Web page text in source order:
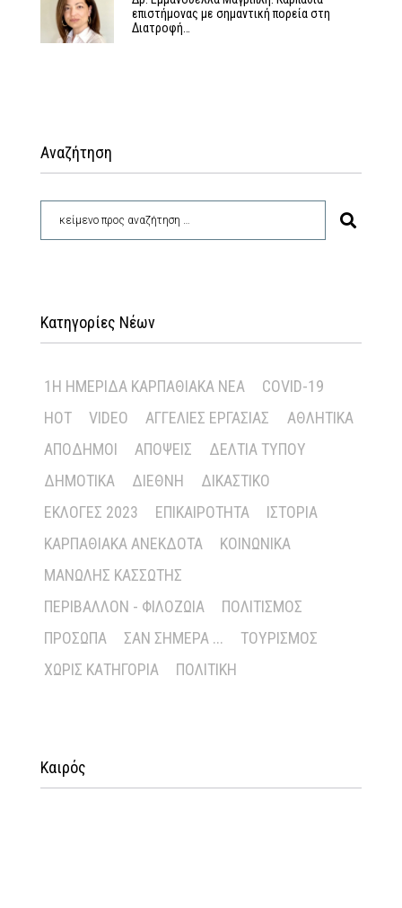
επιστήμονας με σημαντική πορεία στη
Διατροφή…
Αναζήτηση
Κατηγορίες Νέων
1Η ΗΜΕΡΊΔΑ ΚΑΡΠΑΘΙΑΚΆ ΝΈΑ
COVID-19
HOT
VIDEO ΑΓΓΕΛΊΕΣ ΕΡΓΑΣΊΑΣ
ΑΘΛΗΤΙΚΆ
ΑΠΌΔΗΜΟΙ
ΑΠΌΨΕΙΣ
ΔΕΛΤΊΑ ΤΎΠΟΥ
ΔΗΜΟΤΙΚΆ
ΔΙΕΘΝΉ
ΔΙΚΑΣΤΙΚΌ
ΕΚΛΟΓΈΣ 2023
ΕΠΙΚΑΙΡΌΤΗΤΑ
ΙΣΤΟΡΊΑ
ΚΑΡΠΑΘΙΑΚΆ ΑΝΈΚΔΟΤΑ
ΚΟΙΝΩΝΙΚΆ
ΜΑΝΏΛΗΣ ΚΑΣΣΏΤΗΣ
ΠΕΡΙΒΆΛΛΟΝ - ΦΙΛΟΖΩΊΑ
ΠΟΛΙΤΙΣΜΌΣ
ΠΡΌΣΩΠΑ
ΣΑΝ ΣΉΜΕΡΑ ...
ΤΟΥΡΙΣΜΌΣ
ΧΩΡΊΣ ΚΑΤΗΓΟΡΊΑ
ΠΟΛΙΤΙΚΉ
Καιρός